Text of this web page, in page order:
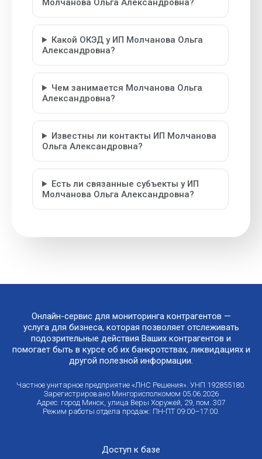
Молчанова Ольга Александровна?
Какой ОКЭД у ИП Молчанова Ольга
Александровна?
Чем занимается Молчанова Ольга
Александровна?
Известны ли контакты ИП Молчанова
Ольга Александровна?
Есть ли связанные субъекты у ИП
Молчанова Ольга Александровна?
Онлайн-сервис для мониторинга контрагентов —
услуга для бизнеса, которая позволяет отслеживать
подозрительные действия Ваших контрагентов и
помогает быть в курсе об их банкротствах, ликвидациях и
другой полезной информации.
Частное унитарное предприятие «ЛНС Решения». УНП 192855180.
Зарегистрировано Мингорисполкомом 05.06.2026
Адрес: город Минск, улица Веры Хоружей, 29, пом. 307
Режим работы отдела продаж: ПН-ПТ 09:00–17:00.
Доступ к базе